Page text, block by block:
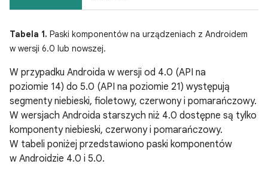
Tabela 1. Paski komponentów na urządzeniach z Androidem
w wersji 6.0 lub nowszej.
W przypadku Androida w wersji od 4.0 (API na
poziomie 14) do 5.0 (API na poziomie 21) występują
segmenty niebieski, fioletowy, czerwony i pomarańczowy.
W wersjach Androida starszych niż 4.0 dostępne są tylko
komponenty niebieski, czerwony i pomarańczowy.
W tabeli poniżej przedstawiono paski komponentów
w Androidzie 4.0 i 5.0.